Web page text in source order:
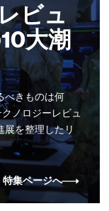
ビュ
大潮
べきものは何
ノロジーレビュ
展を整理したリ
特集ページへ